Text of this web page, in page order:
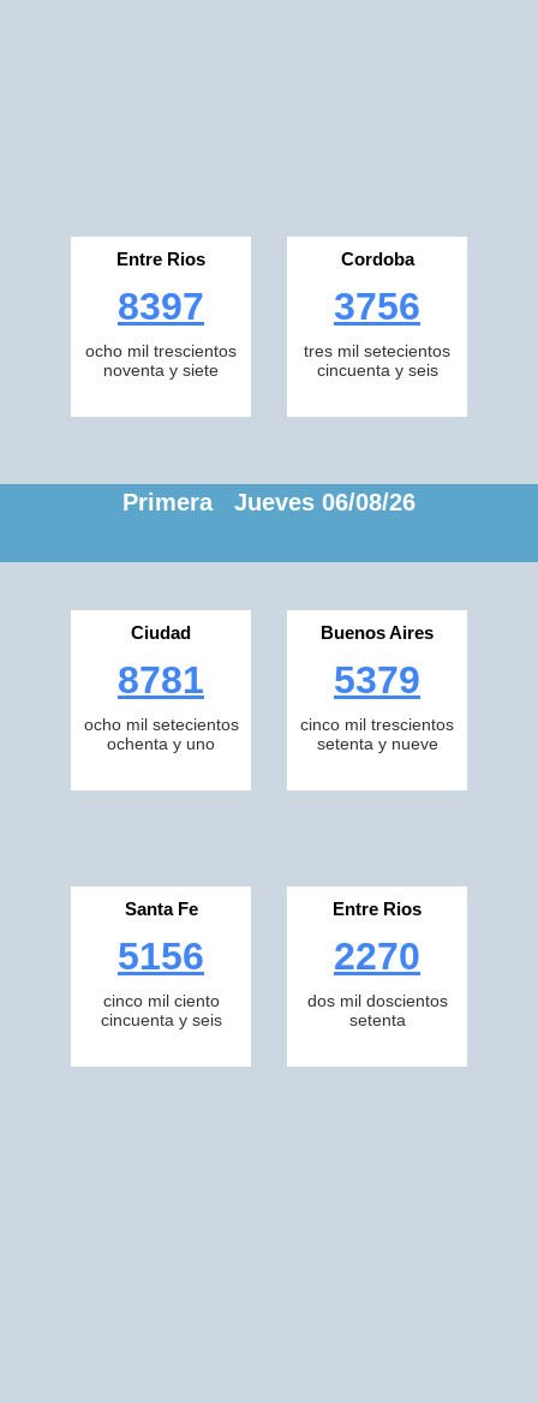
Entre Rios
8397
ocho mil trescientos
noventa y siete
Cordoba
3756
tres mil setecientos
cincuenta y seis
Primera Jueves 06/08/26
Ciudad
8781
ocho mil setecientos
ochenta y uno
Buenos Aires
5379
cinco mil trescientos
setenta y nueve
Santa Fe
5156
cinco mil ciento
cincuenta y seis
Entre Rios
2270
dos mil doscientos
setenta